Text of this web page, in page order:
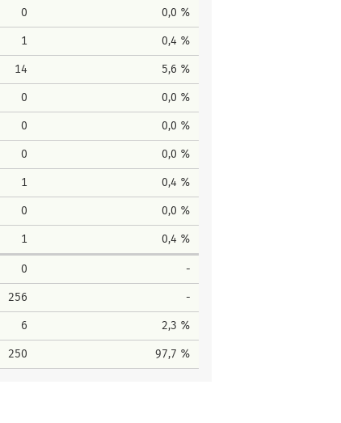
0 0,0 %
1 0,4 %
14 5,6 %
0 0,0 %
0 0,0 %
0 0,0 %
1 0,4 %
0 0,0 %
1 0,4 %
0 -
256 -
6 2,3 %
250 97,7 %